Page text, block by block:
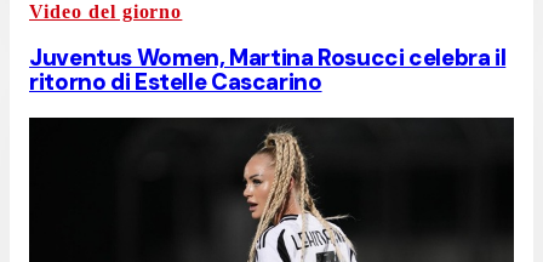
Video del giorno
Juventus Women, Martina Rosucci celebra il
ritorno di Estelle Cascarino